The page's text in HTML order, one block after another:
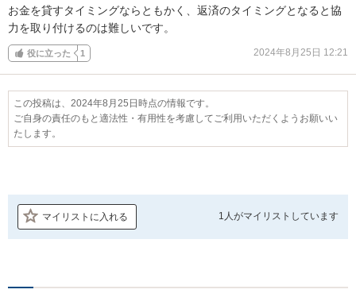
お金を貸すタイミングならともかく、返済のタイミングとなると協
力を取り付けるのは難しいです。
役に立った 1 2024年8月25日 12:21
この投稿は、2024年8月25日時点の情報です。
ご自身の責任のもと適法性・有用性を考慮してご利用いただくようお願いい
たします。
マイリストに入れる 1人がマイリストしています